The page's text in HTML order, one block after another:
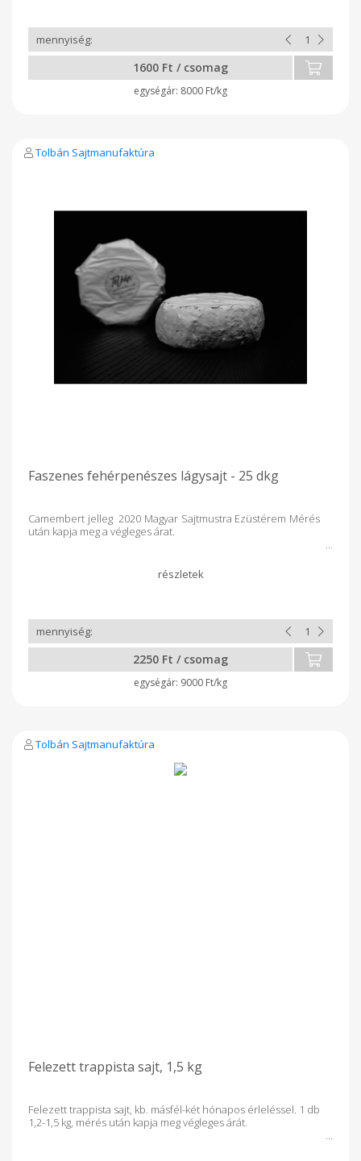
1600 Ft / csomag
8000 Ft/kg
Tolbán Sajtmanufaktúra
Faszenes fehérpenészes lágysajt - 25 dkg
Camembert jelleg 2020 Magyar Sajtmustra Ezüstérem Mérés
után kapja meg a végleges árat.
2250 Ft / csomag
9000 Ft/kg
Tolbán Sajtmanufaktúra
Felezett trappista sajt, 1,5 kg
Felezett trappista sajt, kb. másfél-két hónapos érleléssel. 1 db
1,2-1,5 kg, mérés után kapja meg végleges árát.